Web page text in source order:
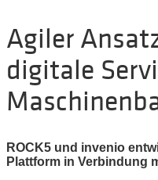
Agiler
digitale
ROCK5 und invenio
Plattform in Verbindung